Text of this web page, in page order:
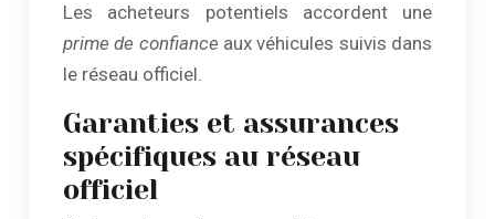
Les acheteurs potentiels accordent une
prime de confiance aux véhicules suivis dans
le réseau officiel.
Garanties et assurances
spécifiques au réseau
officiel